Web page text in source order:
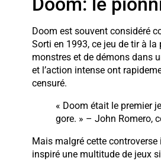
Doom est souvent considéré
Sorti en 1993, ce jeu de tir à
monstres et de démons dans
et l’action intense ont
censuré.
« Doom était le premier
gore. » – John Romero,
Mais malgré cette
inspiré une multitude de jeux